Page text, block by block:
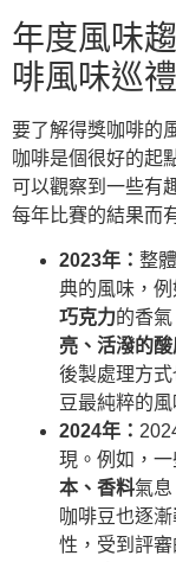
年度風味
啡風味巡禮
要了解得獎咖啡的
咖啡是個很好的起
可以觀察到一些有
每年比賽的結果而
2023年： 整
典的風味，
巧克力的香
亮、活潑的酸
後製處理方
豆最純粹的風
2024年：
現。例如，
本、香料氣息
咖啡豆也逐
性，受到評審